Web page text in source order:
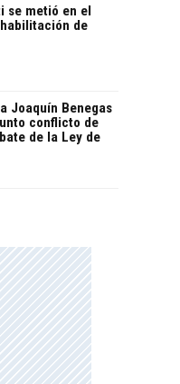
se metió en el
de
Joaquín Benegas
conflicto de
de la Ley de